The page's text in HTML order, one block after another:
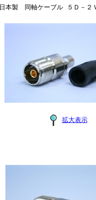
日本製 同軸ケーブル ５Ｄ－２
拡大表示